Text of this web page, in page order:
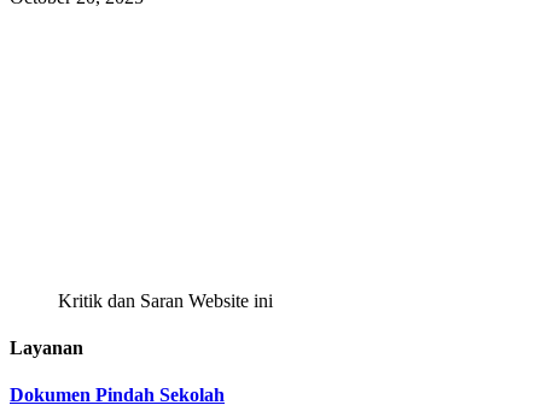
Kritik dan Saran Website ini
Layanan
Dokumen Pindah Sekolah